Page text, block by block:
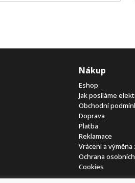
Nákup
Eshop
Jak posíláme
Obchodní
Doprava
Platba
Reklamace
Vrácení a výměna
Ochrana
Cookies